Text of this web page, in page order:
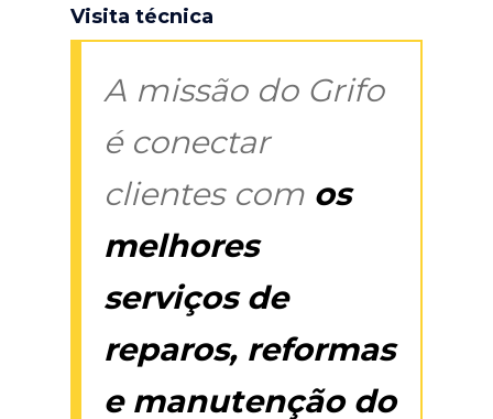
Visita técnica
A missão do Grifo
é conectar
clientes com os
melhores
serviços de
reparos, reformas
e manutenção do